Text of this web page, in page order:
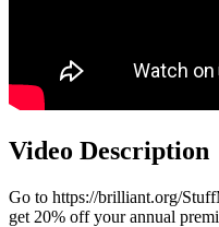
Video Description
Go to https://brilliant.org/
get 20% off your annual